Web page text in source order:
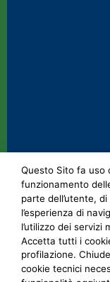
Questo Sito fa uso
funzionamento
parte dell’utente,
l’esperienza di
l’utilizzo dei servizi
Accetta tutti i
profilazione.
cookie tecnici